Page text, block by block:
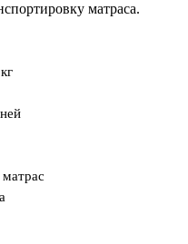
матраса.